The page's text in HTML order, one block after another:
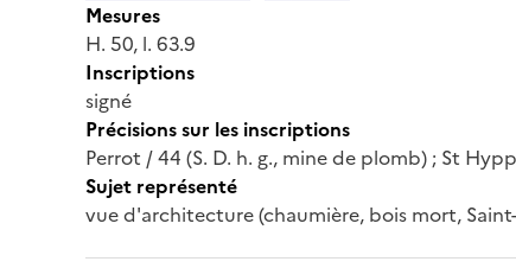
Mesures
H. 50, l. 63.9
Inscriptions
signé
Précisions sur les inscriptions
Perrot / 44 (S. D. h. g., mine de plomb) ; St
Sujet représenté
vue d'architecture (chaumière, bois mort,